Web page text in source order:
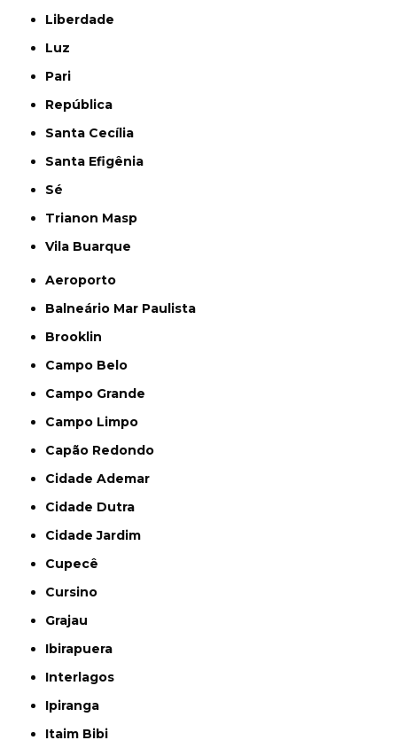
Liberdade
Luz
Pari
República
Santa Cecília
Santa Efigênia
Sé
Trianon Masp
Vila Buarque
Aeroporto
Balneário Mar Paulista
Brooklin
Campo Belo
Campo Grande
Campo Limpo
Capão Redondo
Cidade Ademar
Cidade Dutra
Cidade Jardim
Cupecê
Cursino
Grajau
Ibirapuera
Interlagos
Ipiranga
Itaim Bibi